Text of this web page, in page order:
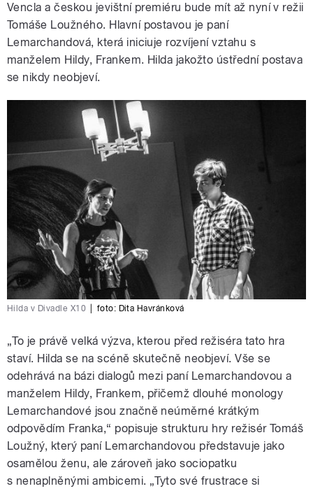
Vencla a českou jevištní premiéru bude mít až nyní v režii
Tomáše Loužného. Hlavní postavou je paní
Lemarchandová, která iniciuje rozvíjení vztahu s
manželem Hildy, Frankem. Hilda jakožto ústřední postava
se nikdy neobjeví.
Hilda v Divadle X10 foto: Dita Havránková
„To je právě velká výzva, kterou před režiséra tato hra
staví. Hilda se na scéně skutečně neobjeví. Vše se
odehrává na bázi dialogů mezi paní Lemarchandovou a
manželem Hildy, Frankem, přičemž dlouhé monology
Lemarchandové jsou značně neúměrné krátkým
odpovědím Franka,“ popisuje strukturu hry režisér Tomáš
Loužný, který paní Lemarchandovou představuje jako
osamělou ženu, ale zároveň jako sociopatku
s nenaplněnými ambicemi. „Tyto své frustrace si